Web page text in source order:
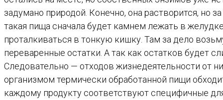
задумано природой. Конечно, она растворится, но
такая пища сначала будет камнем лежать в
проталкиваться в тонкую кишку. Там за дело
переваренные остатки. А так как остатков будет
Следовательно — отходов жизнедеятельности от
организмом термически обработанной пищи
каждому продукту соответствуют специфичные